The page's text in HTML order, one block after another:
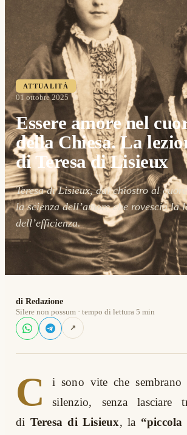
ATTUALITÀ
01 ottobre 2025
Essere amore nel
della Chiesa. La
di Teresa di Lisieux
Teresa di Lisieux, dal chiostro al
la scienza dell’amore che rovescia la
dell’efficienza.
di Redazione
Silere non possum · tempo di lettura 5 min
↗
C
i sono vite che sembrano
silenzio, senza lasciare
di Teresa di Lisieux, la “piccola